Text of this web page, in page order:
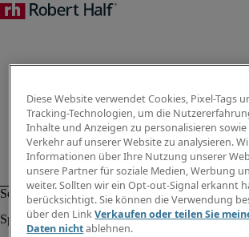
Diese Website verwendet Cookies, Pixel-Tags
Tracking-Technologien, um die
Inhalte und Anzeigen zu personalisieren
Verkehr auf unserer Website zu analysieren.
Informationen über Ihre Nutzung unserer
unsere Partner für soziale Medien, Werbung
weiter. Sollten wir ein Opt-out-Signal erkannt
berücksichtigt. Sie können die Verwendung
über den LinkVerkaufen oder teilen Sie
Daten nichtablehnen.